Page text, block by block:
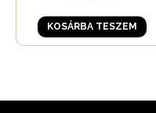
KOSÁRBA TESZEM